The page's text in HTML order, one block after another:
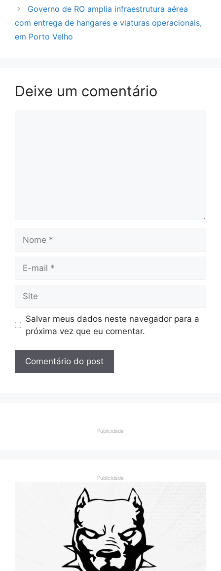
Governo de RO amplia infraestrutura aérea
com entrega de hangares e viaturas operacionais,
em Porto Velho
Deixe um comentário
mail
Salvar meus dados neste navegador para a
próxima vez que eu comentar.
Publicidade
Publicidade